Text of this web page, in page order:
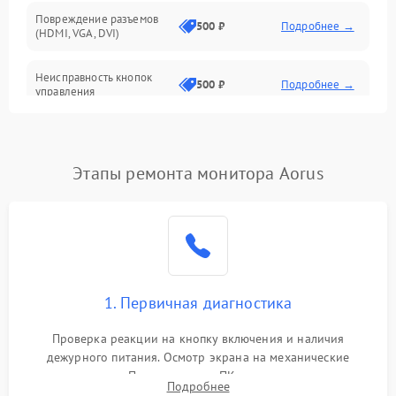
Повреждение разъемов
(HDMI, VGA, DVI)
500 ₽ Подробнее →
Неисправность кнопок
управления
500 ₽ Подробнее →
Повреждение кабеля
1000 ₽
Поломка системы
автоматического
1000 ₽ Подробнее →
Неисправность системы
1000 ₽
Этапы ремонта монитора Aorus
1. Первичная диагностика
Проверка реакции на кнопку включения и наличия
дежурного питания. Осмотр экрана на механические
повреждения. Подключение к ПК для оценки вывода
Подробнее